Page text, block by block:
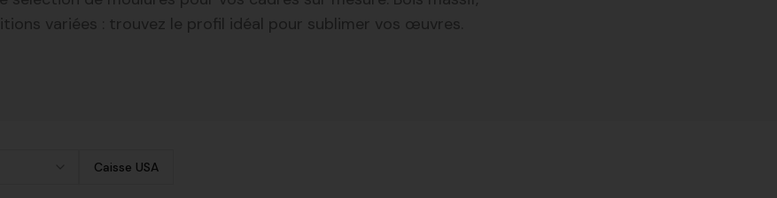
variées : trouvez le profil idéal pour sublimer vos œuvres.
Caisse USA